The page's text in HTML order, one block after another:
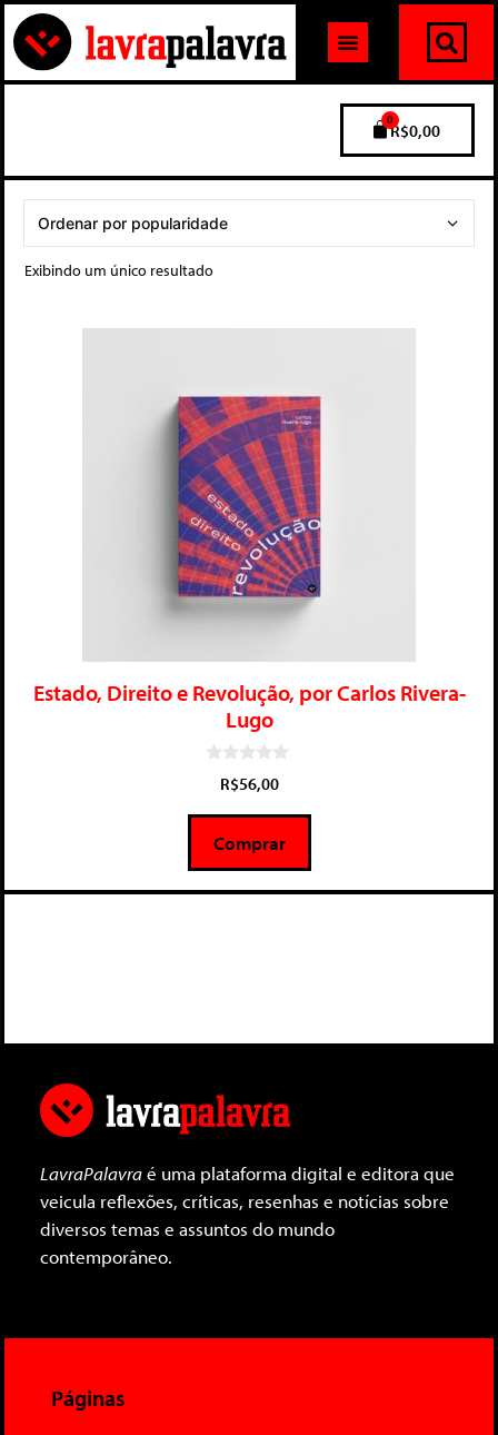
R$0,00
0
Exibindo um único resultado
Estado, Direito e Revolução, por Carlos Rivera-
Lugo
5
R$56,00
Comprar
LavraPalavraé uma plataforma digital e editora que
veicula reflexões, críticas, resenhas e notícias sobre
diversos temas e assuntos do mundo
contemporâneo.
Páginas